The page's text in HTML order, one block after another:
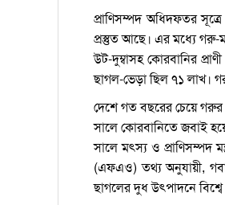
প্রাণিসম্পদ অধিদফতর
প্রস্তুত আছে। এর মধ্যে গরু-
উট-দুম্বাসহ কোরবানির
ছাগল-ভেড়া ছিল ৭১ লাখ।
দেশে গত বছরের চেয়ে
সালে কোরবানিতে জবাই
সালে মৎস্য ও প্রাণিসম্পদ
(এফএও) তথ্য অনুযায়ী,
ছাগলের দুধ উৎপাদনে বিশ্বে